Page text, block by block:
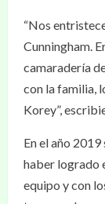
“Nos
Cunningham.
camaradería
con la familia,
Korey”,
En el año
haber logrado
equipo y con